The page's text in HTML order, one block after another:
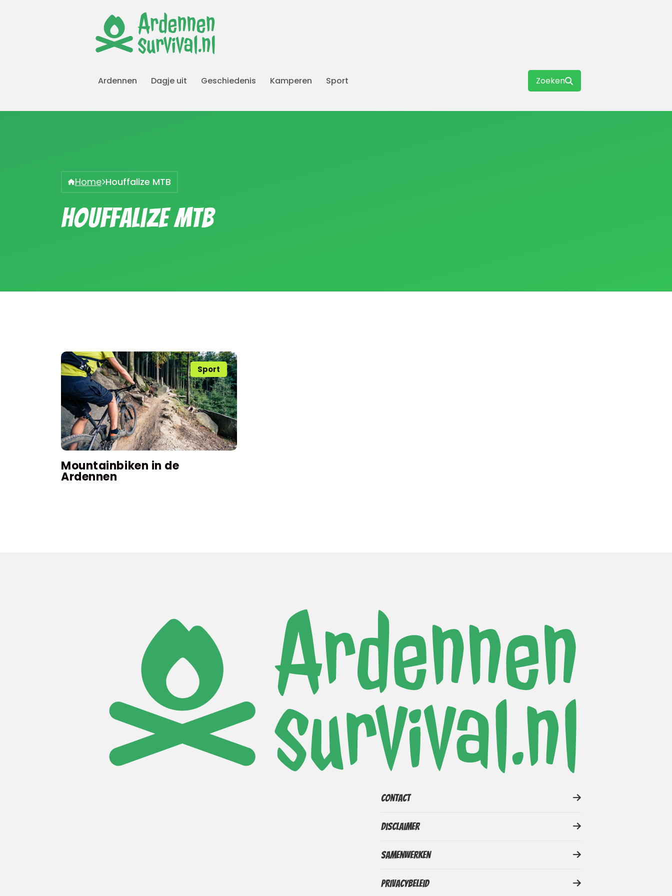
Ardennen Dagje uit Geschiedenis Kamperen Sport Zoeken
Home Houffalize MTB
Houffalize MTB
Sport
Mountainbiken in de
Ardennen
Contact
Disclaimer
Samenwerken
Privacybeleid